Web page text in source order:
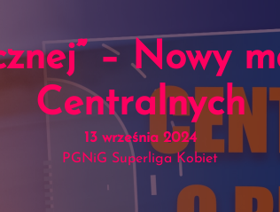
– Nowy
Centralnych
13 września 2024
PGNiG Superliga Kobiet